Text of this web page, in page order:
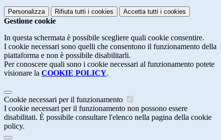
Personalizza Rifiuta tutti i cookies Accetta tutti i cookies
Gestione cookie
In questa schermata è possibile scegliere quali cookie consentire.
I cookie necessari sono quelli che consentono il funzionamento della
piattaforma e non è possibile disabilitarli.
Per conoscere quali sono i cookie necessari al funzionamento potete
visionare la COOKIE POLICY.
Cookie necessari per il funzionamento
I cookie necessari per il funzionamento non possono essere
disabilitati. È possibile consultare l'elenco nella pagina della cookie
policy.